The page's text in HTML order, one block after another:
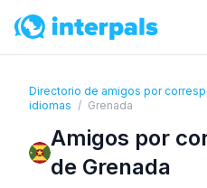
Directorio de amigos por
idiomas / Grenada
Amigos por
de Grenada